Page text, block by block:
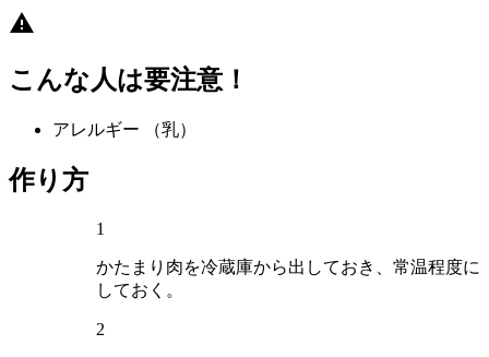
こんな人は要注意！
アレルギー （乳）
作り方
1
かたまり肉を冷蔵庫から出しておき、常温程度に
しておく。
2